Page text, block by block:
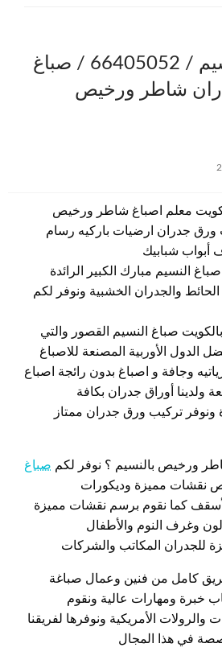
صباغ منازل النسيم / 66405052 / صباغ
شاطر ورخيص
معلم اصباغ شاطر ورخيص
ورق جدران ارضيات باركيه رسام
أبواب شبابيك
النسيم مبارك الكبير الرائدة
والجدران الخشبية ونوفر لكم
بالكويت صباغ النسيم القصور والتي
الدول الأوربية المصنعة للاصباغ
وجافة و اصباغ بدون رائجة اصباع
ولدينا أوراق جدران بكافة
ونوفر تركيب ورق جدران ممتاز
ورخيص بالنسيم ؟ نوفر لكم صباغ
نقشات مميزة وديكورات
كما نقوم برسم نقشات مميزة
وغرف النوم والأطفال
للجدران المكاتب والشركات
كامل من فنين وعمال صباغة
خبرة ومهارات عالية ونقوم
والرولات الأمريكية ونوفرها لفريقنا
في هذا المجال